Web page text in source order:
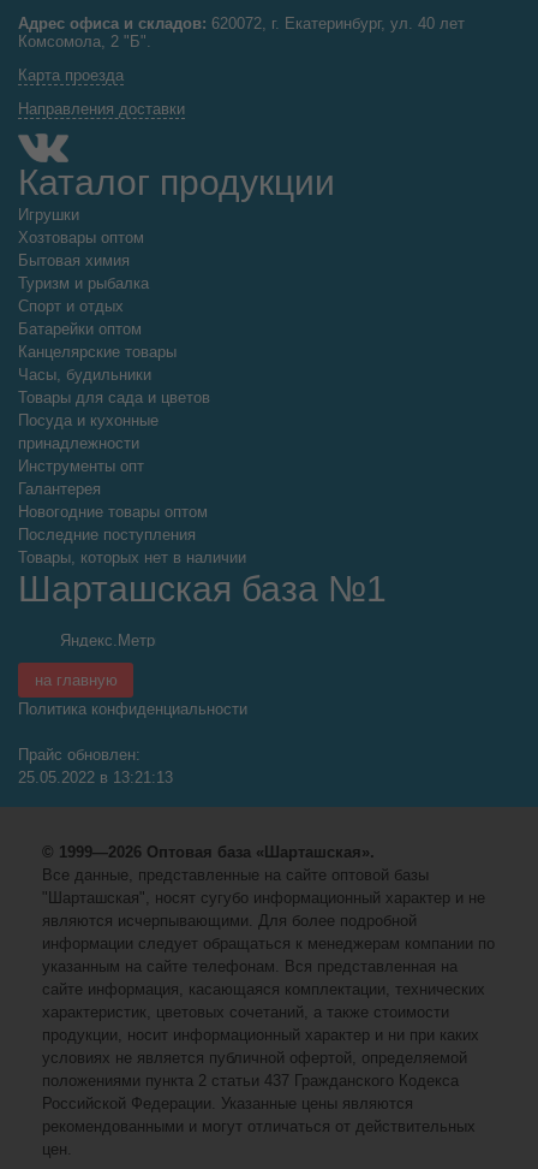
Адрес офиса и складов: 620072, г. Екатеринбург, ул. 40 лет
Комсомола, 2 "Б".
Карта проезда
Направления доставки
Каталог продукции
Игрушки
Хозтовары оптом
Бытовая химия
Туризм и рыбалка
Спорт и отдых
Батарейки оптом
Канцелярские товары
Часы, будильники
Товары для сада и цветов
Посуда и кухонные
принадлежности
Инструменты опт
Галантерея
Новогодние товары оптом
Последние поступления
Товары, которых нет в наличии
Шарташская база №1
на главную
Политика конфиденциальности
Прайс обновлен:
25.05.2022 в 13:21:13
© 1999—2026 Оптовая база «Шарташская».
Все данные, представленные на сайте оптовой базы
"Шарташская", носят сугубо информационный характер и не
являются исчерпывающими. Для более подробной
информации следует обращаться к менеджерам компании по
указанным на сайте телефонам. Вся представленная на
сайте информация, касающаяся комплектации, технических
характеристик, цветовых сочетаний, а также стоимости
продукции, носит информационный характер и ни при каких
условиях не является публичной офертой, определяемой
положениями пункта 2 статьи 437 Гражданского Кодекса
Российской Федерации. Указанные цены являются
рекомендованными и могут отличаться от действительных
цен.